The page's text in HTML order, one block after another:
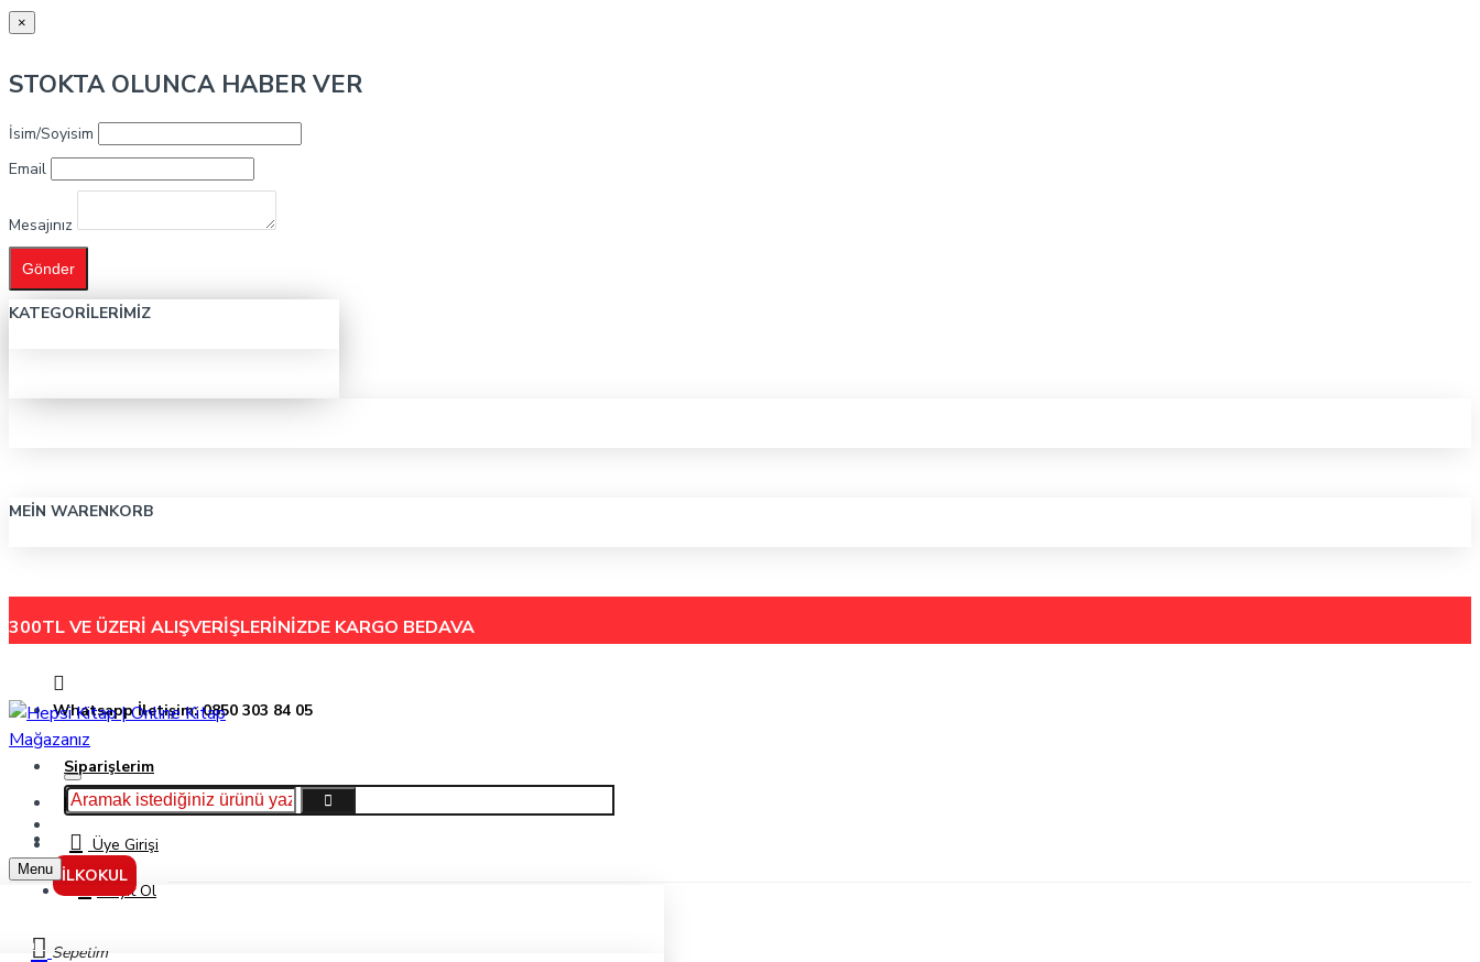
×
STOKTA OLUNCA HABER VER
İsim/Soyisim
Email
Mesajınız
Gönder
KATEGORILERIMIZ
MEIN WARENKORB
300TL VE ÜZERİ ALIŞVERİŞLERİNİZDE KARGO BEDAVA
Whatsapp İletişim: 0850 303 84 05
Siparişlerim
Hakkımızda
İletişimÜye Girişi
Kayıt Ol
Sepetim
İLKOKUL
Menu
Faber-Castell A4 Desenli Mavi Çıtçıtlı Dosya 5075393200